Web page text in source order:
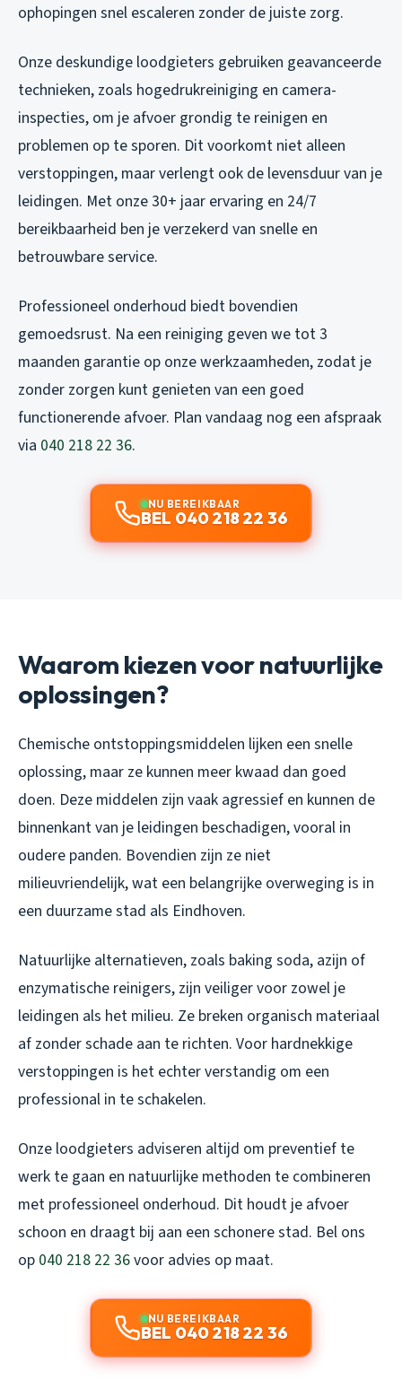
ophopingen snel escaleren zonder de juiste zorg.
Onze deskundige loodgieters gebruiken geavanceerde
technieken, zoals hogedrukreiniging en camera-
inspecties, om je afvoer grondig te reinigen en
problemen op te sporen. Dit voorkomt niet alleen
verstoppingen, maar verlengt ook de levensduur van je
leidingen. Met onze 30+ jaar ervaring en 24/7
bereikbaarheid ben je verzekerd van snelle en
betrouwbare service.
Professioneel onderhoud biedt bovendien
gemoedsrust. Na een reiniging geven we tot 3
maanden garantie op onze werkzaamheden, zodat je
zonder zorgen kunt genieten van een goed
functionerende afvoer. Plan vandaag nog een afspraak
via 040 218 22 36.
NU BEREIKBAAR
BEL 040 218 22 36
Waarom kiezen voor natuurlijke
oplossingen?
Chemische ontstoppingsmiddelen lijken een snelle
oplossing, maar ze kunnen meer kwaad dan goed
doen. Deze middelen zijn vaak agressief en kunnen de
binnenkant van je leidingen beschadigen, vooral in
oudere panden. Bovendien zijn ze niet
milieuvriendelijk, wat een belangrijke overweging is in
een duurzame stad als Eindhoven.
Natuurlijke alternatieven, zoals baking soda, azijn of
enzymatische reinigers, zijn veiliger voor zowel je
leidingen als het milieu. Ze breken organisch materiaal
af zonder schade aan te richten. Voor hardnekkige
verstoppingen is het echter verstandig om een
professional in te schakelen.
Onze loodgieters adviseren altijd om preventief te
werk te gaan en natuurlijke methoden te combineren
met professioneel onderhoud. Dit houdt je afvoer
schoon en draagt bij aan een schonere stad. Bel ons
op 040 218 22 36voor advies op maat.
NU BEREIKBAAR
BEL 040 218 22 36